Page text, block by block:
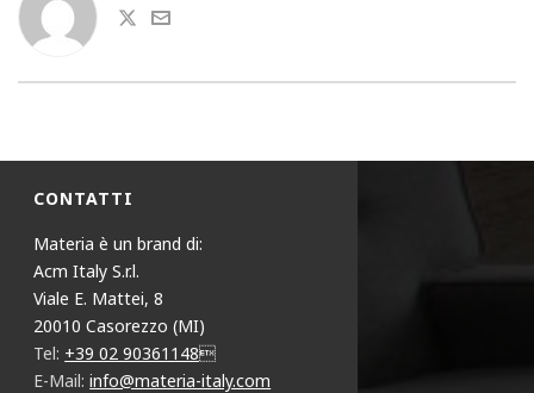
CONTATTI
Materia è un brand di:
Acm Italy S.r.l.
Viale E. Mattei, 8
20010 Casorezzo (MI)
Tel: +39 02 90361148
E-Mail:info@materia-italy.com